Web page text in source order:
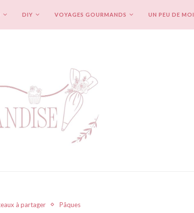
DIY VOYAGES GOURMANDS UN PEU DE MOI
à partager Pâques